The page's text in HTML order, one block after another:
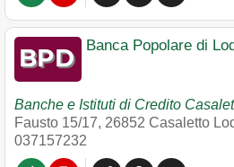
Banca Popolare di
Banche e Istituti di Credito
Fausto 15/17, 26852 Casaletto
037157232